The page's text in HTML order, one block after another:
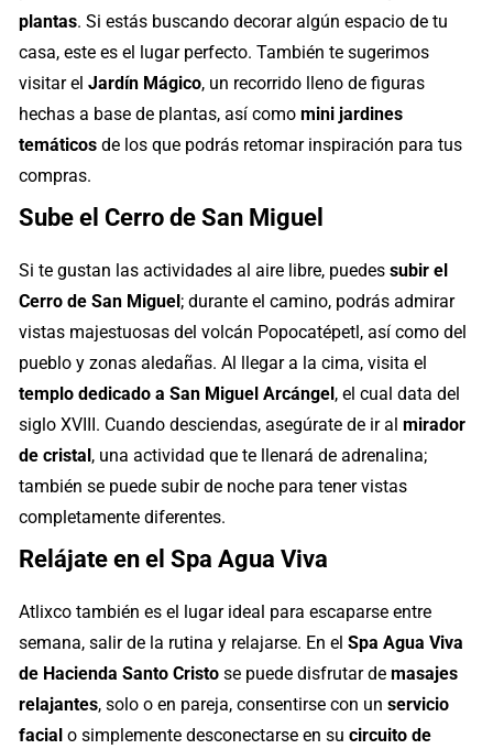
plantas. Si estás buscando decorar algún espacio de tu
casa, este es el lugar perfecto. También te sugerimos
visitar el Jardín Mágico, un recorrido lleno de figuras
hechas a base de plantas, así comomini jardines
temáticos de los que podrás retomar inspiración para tus
compras.
Sube el Cerro de San Miguel
Si te gustan las actividades al aire libre, puedes subir el
Cerro de San Miguel; durante el camino, podrás admirar
vistas majestuosas del volcán Popocatépetl, así como del
pueblo y zonas aledañas. Al llegar a la cima, visita el
templo dedicado a San Miguel Arcángel, el cual data del
siglo XVIII. Cuando desciendas, asegúrate de ir al mirador
de cristal, una actividad que te llenará de adrenalina;
también se puede subir de noche para tener vistas
completamente diferentes.
Relájate en el Spa Agua Viva
Atlixco también es el lugar ideal para escaparse entre
semana,​ salir de la rutina y relajarse. En elSpa Agua Viva
de Hacienda Santo Cristo se puede disfrutar demasajes
relajantes, solo o en pareja, consentirse con unservicio
facial o simplemente desconectarse en sucircuito de